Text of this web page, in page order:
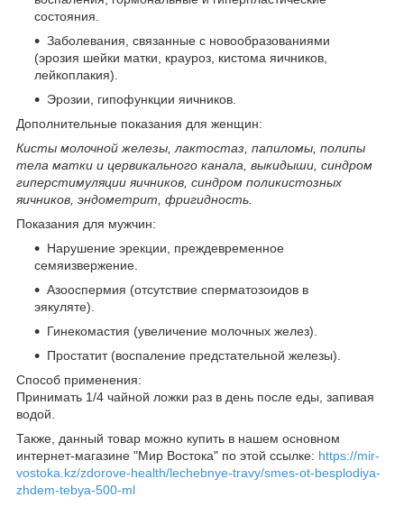
состояния.
Заболевания, связанные с новообразованиями
(эрозия шейки матки, крауроз, кистома яичников,
лейкоплакия).
Эрозии, гипофункции яичников.
Дополнительные показания для женщин:
Кисты молочной железы, лактостаз, папиломы, полипы
тела матки и цервикального канала, выкидыши, синдром
гиперстимуляции яичников, синдром поликистозных
яичников, эндометрит, фригидность.
Показания для мужчин:
Нарушение эрекции, преждевременное
семяизвержение.
Азооспермия (отсутствие сперматозоидов в
эякуляте).
Гинекомастия (увеличение молочных желез).
Простатит (воспаление предстательной железы).
Способ применения:
Принимать 1/4 чайной ложки раз в день после еды, запивая
водой.
Также, данный товар можно купить в нашем основном
интернет-магазине "Мир Востока" по этой ссылке: https://mir-
vostoka.kz/zdorove-health/lechebnye-travy/smes-ot-besplodiya-
zhdem-tebya-500-ml